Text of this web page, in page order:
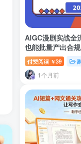
AIGC漫剧实战全
也能批量产出合
付费阅读 ￥39
1个月前